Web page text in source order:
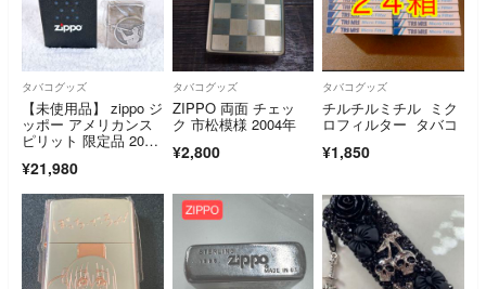
タバコグッズ
【未使用品】 zippo ジ
ッポー アメリカンス
ピリット 限定品 2018
¥21,980
タバコグッズ
ZIPPO 両面 チェッ
ク 市松模様 2004年
¥2,800
タバコグッズ
チルチルミチル ミク
ロフィルター タバコ
¥1,850